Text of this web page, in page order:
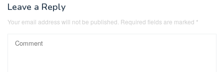
Leave a Reply
Your email address will not be published. Required fields are marked *